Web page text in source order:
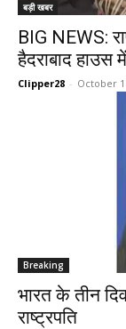
बड़ी खबर
BIG NEWS:
हैदराबाद
Clipper28 - October
Breaking
भारत के तीन
राष्ट्रपति